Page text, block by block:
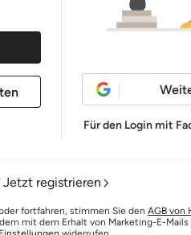
Für den Login mit
Jetzt registrieren
fortfahren, stimmen Sie den AGB von
mit dem Erhalt von Marketing-E-